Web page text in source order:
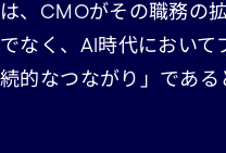
、CMOがその職務の
なく、AI時代におい
的なつながり」であ